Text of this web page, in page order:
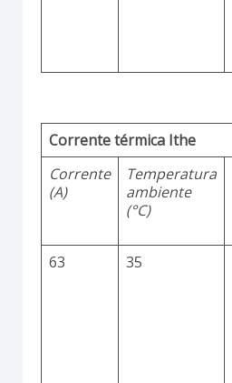
Corrente térmica Ithe
Corrente
(A)
Temperatura
ambiente
(°C)
63 35